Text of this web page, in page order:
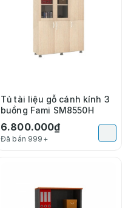
Tủ tài liệu gỗ cánh kính 3
buồng Fami SM8550H
6.800.000₫
Đã bán 999+